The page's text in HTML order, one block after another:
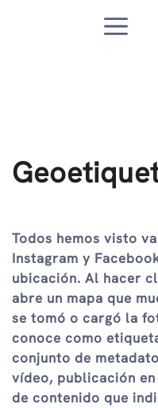
Todos hemos visto
Instagram y
ubicación. Al hacer
abre un mapa que
se tomó o cargó la
conoce como
conjunto de
vídeo, publicación
de contenido que